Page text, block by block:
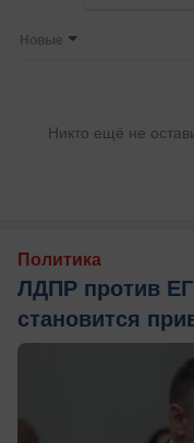
Новые
Никто ещё не
Политика
ЛДПР против
становится